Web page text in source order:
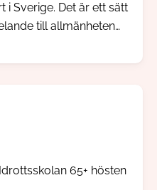
i Sverige. Det är ett sätt
till allmänheten
eller registrering
65+ hösten